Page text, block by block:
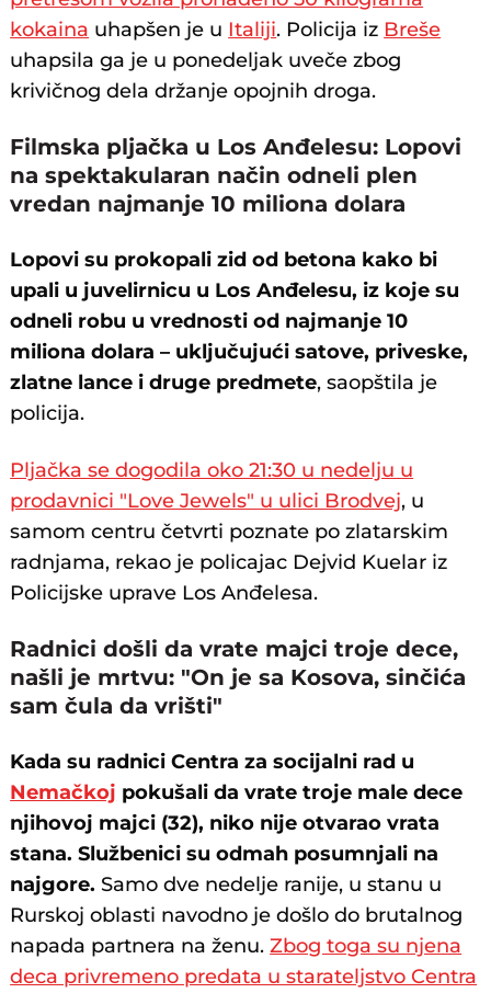
kokaina uhapšen je u Italiji. Policija iz Breše
uhapsila ga je u ponedeljak uveče zbog
krivičnog dela držanje opojnih droga.
Filmska pljačka u Los Anđelesu: Lopovi
na spektakularan način odneli plen
vredan najmanje 10 miliona dolara
Lopovi su prokopali zid od betona kako bi
upali u juvelirnicu u Los Anđelesu, iz koje su
odneli robu u vrednosti od najmanje 10
miliona dolara – uključujući satove, priveske,
zlatne lance i druge predmete, saopštila je
policija.
Pljačka se dogodila oko 21:30 u nedelju u
prodavnici "Love Jewels" u ulici Brodvej, u
samom centru četvrti poznate po zlatarskim
radnjama, rekao je policajac Dejvid Kuelar iz
Policijske uprave Los Anđelesa.
Radnici došli da vrate majci troje dece,
našli je mrtvu: "On je sa Kosova, sinčića
sam čula da vrišti"
Kada su radnici Centra za socijalni rad u
Nemačkoj pokušali da vrate troje male dece
njihovoj majci (32), niko nije otvarao vrata
stana. Službenici su odmah posumnjali na
najgore.Samo dve nedelje ranije, u stanu u
Rurskoj oblasti navodno je došlo do brutalnog
napada partnera na ženu.Zbog toga su njena
deca privremeno predata u starateljstvo Centra